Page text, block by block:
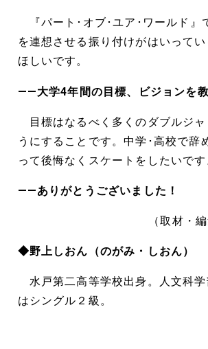
『パート･オブ･ユア･ワールド』
を連想させる振り付けがはいって
ほしいです。
――大学4年間の目標、ビジョンを
目標はなるべく多くのダブルジャ
うにすることです。中学･高校で辞
って後悔なくスケートをしたいです
――ありがとうございました！
（取材・
◆野上しおん（のがみ・しおん）
水戸第二高等学校出身。人文科学
はシングル２級。